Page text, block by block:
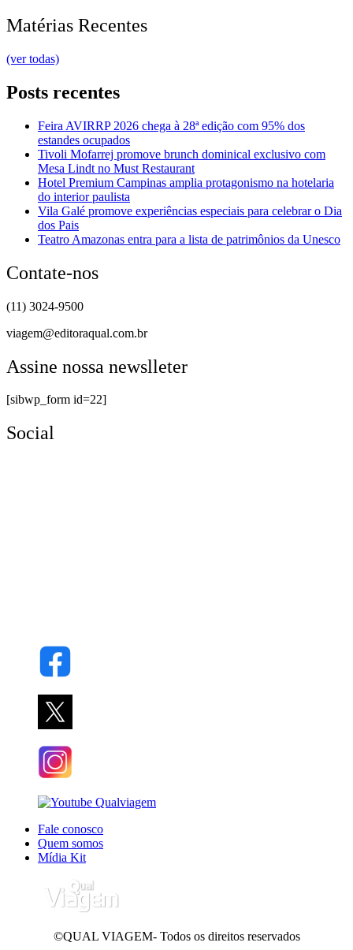
Matérias Recentes
(ver todas)
Posts recentes
Feira AVIRRP 2026 chega à 28ª edição com 95% dos
estandes ocupados
Tivoli Mofarrej promove brunch dominical exclusivo com
Mesa Lindt no Must Restaurant
Hotel Premium Campinas amplia protagonismo na hotelaria
do interior paulista
Vila Galé promove experiências especiais para celebrar o Dia
dos Pais
Teatro Amazonas entra para a lista de patrimônios da Unesco
Contate-nos
(11) 3024-9500
viagem@editoraqual.com.br
Assine nossa newslleter
[sibwp_form id=22]
Social
Fale conosco
Quem somos
Mídia Kit
©QUAL VIAGEM- Todos os direitos reservados